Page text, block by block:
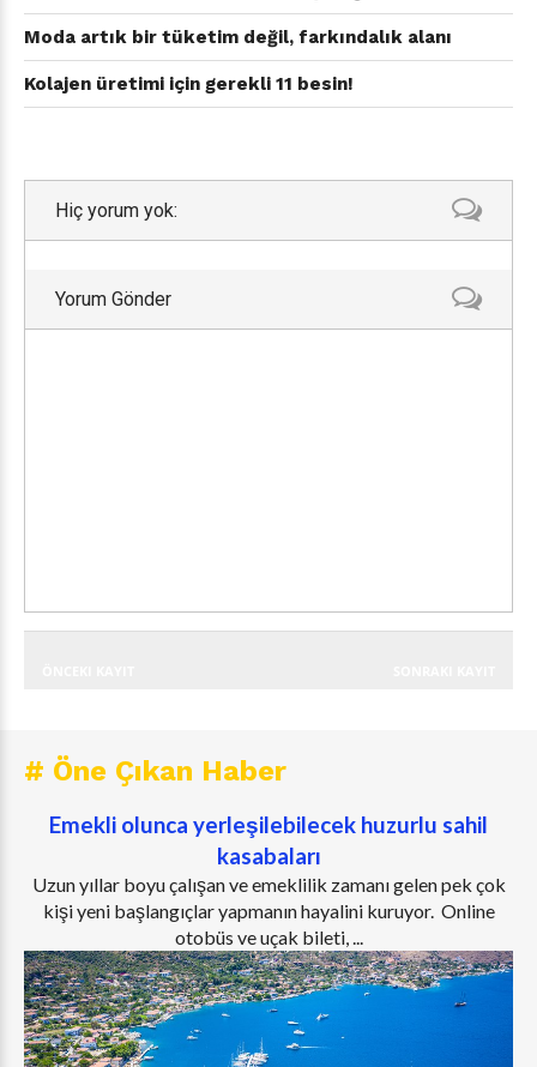
Moda artık bir tüketim değil, farkındalık alanı
Kolajen üretimi için gerekli 11 besin!
Hiç yorum yok:
Yorum Gönder
# Öne Çıkan Haber
Emekli olunca yerleşilebilecek huzurlu sahil
kasabaları
Uzun yıllar boyu çalışan ve emeklilik zamanı gelen pek çok
kişi yeni başlangıçlar yapmanın hayalini kuruyor. Online
otobüs ve uçak bileti, ...